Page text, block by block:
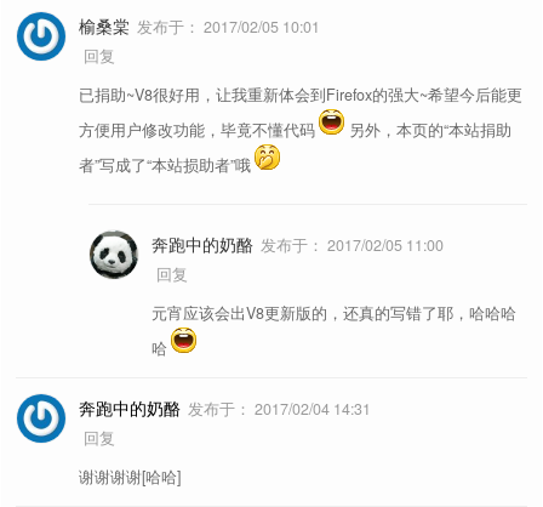
榆桑棠 发布于： 2017/02/05 10:01
回复
已捐助~V8很好用，让我重新体会到Firefox的强大~希望今后能更
方便用户修改功能，毕竟不懂代码
另外，本页的“本站捐助
者”写成了“本站损助者”哦
奔跑中的奶酪 发布于： 2017/02/05 11:00
回复
元宵应该会出V8更新版的，还真的写错了耶，哈哈哈
哈
奔跑中的奶酪 发布于： 2017/02/04 14:31
回复
谢谢谢谢[哈哈]